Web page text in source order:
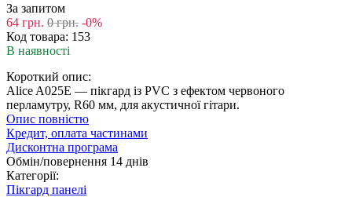
За запитом
64 грн. 0 грн. -0%
Код товара: 153
В наявності
Короткий опис:
Alice A025E — пікгард із PVC з ефектом червоного
перламутру, R60 мм, для акустичної гітари.
Опис повністю
Кредит, оплата частинами
Дисконтна програма
Обмін/повернення 14 днів
Категорії:
Пікгард панелі